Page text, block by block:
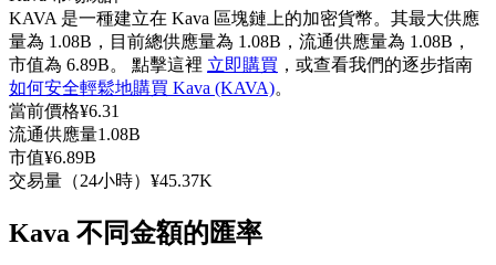
多種以USDC結算的永續合約
跟單
KAVA 是一種建立在 Kava 區塊鏈上的加密貨幣。其最大供應
量為 1.08B，目前總供應量為 1.08B，流通供應量為 1.08B，
市值為 6.89B。 點擊這裡 立即購買 ，或查看我們的逐步指南
如何安全輕鬆地購買 Kava (KAVA)。
當前價格¥6.31
流通供應量1.08B
市值¥6.89B
交易量（24小時） ¥45.37K
Kava 不同金額的匯率